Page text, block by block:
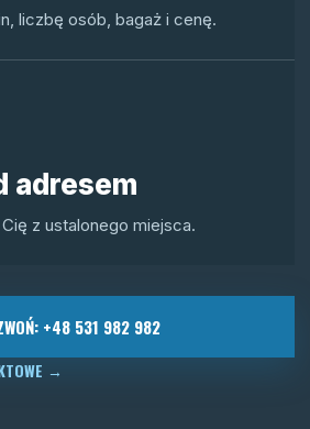
liczbę osób, bagaż i cenę.
adresem
z ustalonego miejsca.
+48 531 982 982
→